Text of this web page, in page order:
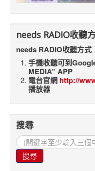
needs RADIO收聽
needs RADIO收聽方式
手機收聽可到
MEDIA” APP
電台官網 http://
播放器
搜尋
搜
尋...
搜尋